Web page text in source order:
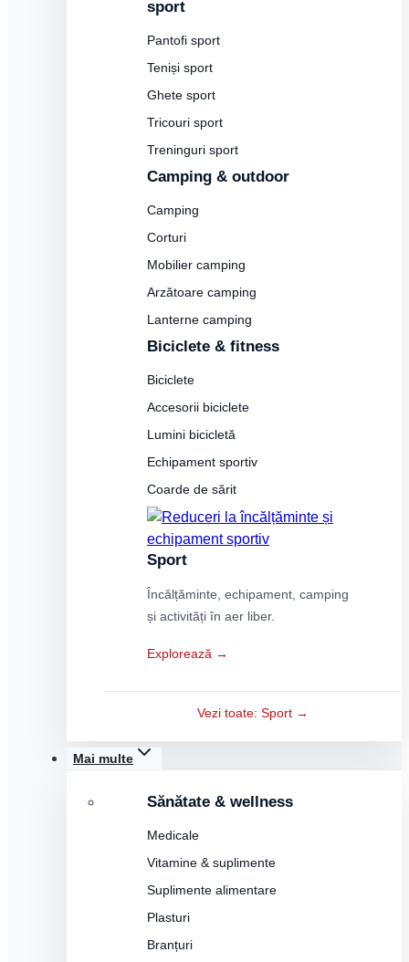
sport
Pantofi sport
Teniși sport
Ghete sport
Tricouri sport
Treninguri sport
Camping & outdoor
Camping
Corturi
Mobilier camping
Arzătoare camping
Lanterne camping
Biciclete & fitness
Biciclete
Accesorii biciclete
Lumini bicicletă
Echipament sportiv
Coarde de sărit
Sport
Încălțăminte, echipament, camping
și activități în aer liber.
Explorează →
Vezi toate: Sport →
Mai multe
Sănătate & wellness
Medicale
Vitamine & suplimente
Suplimente alimentare
Plasturi
Branțuri